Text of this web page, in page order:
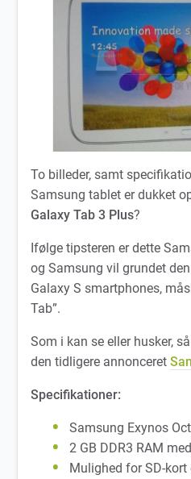
To billeder, samt
Samsung tablet er dukket
Galaxy Tab 3 Plus?
Ifølge tipsteren er dette
og Samsung vil grundet
Galaxy S smartphones,
Tab”.
Som i kan se eller husker,
den tidligere annonceret
Specifikationer:
Samsung Exynos
2 GB DDR3 RAM
Mulighed for SD-kort